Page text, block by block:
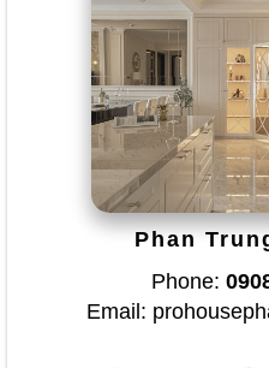
Phan
Phone:
Email: